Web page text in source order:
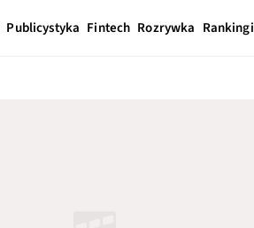
Publicystyka Fintech Rozrywka Rankingi